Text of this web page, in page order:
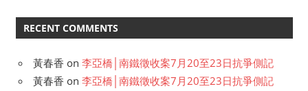
RECENT COMMENTS
黃春香 on 李亞橋│南鐵徵收案7月20至23日抗爭側記
黃春香 on 李亞橋│南鐵徵收案7月20至23日抗爭側記